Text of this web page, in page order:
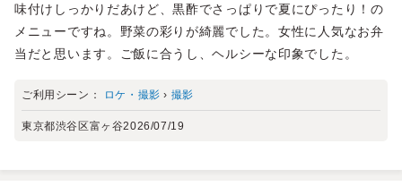
味付けしっかりだあけど、黒酢でさっぱりで夏にぴったり！の
メニューですね。野菜の彩りが綺麗でした。女性に人気なお弁
当だと思います。ご飯に合うし、ヘルシーな印象でした。
ご利用シーン： ロケ・撮影 › 撮影
東京都渋谷区富ヶ谷2026/07/19